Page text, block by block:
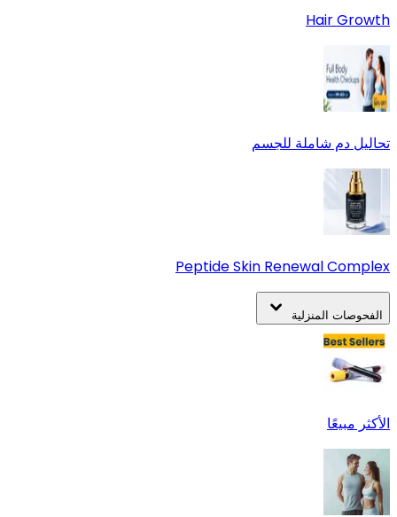
Hair Growth
تحاليل دم شاملة للجسم
Peptide Skin Renewal Complex
الفحوصات المنزلية
الأكثر مبيعًا